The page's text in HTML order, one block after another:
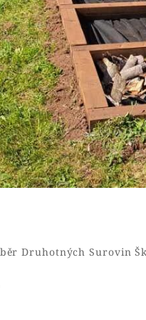
Druhotných Surovin